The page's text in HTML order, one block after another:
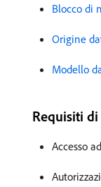
Blocco di
Origine
Modello
Requisiti di
Accesso